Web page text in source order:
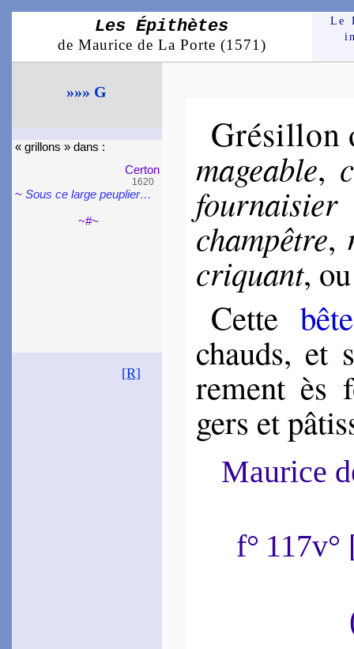
Les Épithètes
de Maurice de La Porte (1571)
Le
»»» G
« grillons » dans :
Certon
1620
~Sous ce large peu­plier…
~#~
[R]
Grésil­lon
ma­geable,
four­nai­sier
cham­pêtre,
cri­quant,
Cette bête
chauds, et
re­ment ès
gers et
Maurice
f°